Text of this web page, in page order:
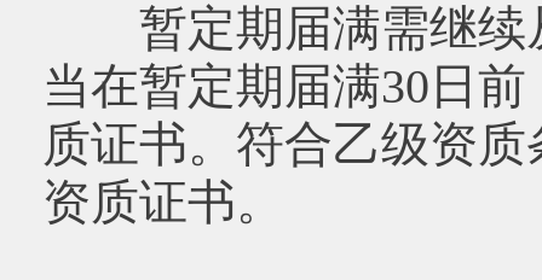
暂定期届满需继续
当在暂定期届满30日
质证书。符合乙级资
资质证书。